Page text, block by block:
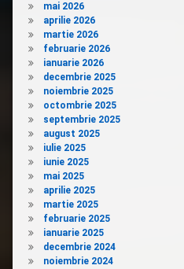
mai 2026
aprilie 2026
martie 2026
februarie 2026
ianuarie 2026
decembrie 2025
noiembrie 2025
octombrie 2025
septembrie 2025
august 2025
iulie 2025
iunie 2025
mai 2025
aprilie 2025
martie 2025
februarie 2025
ianuarie 2025
decembrie 2024
noiembrie 2024